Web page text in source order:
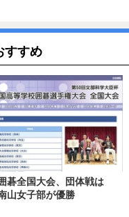
すすめ
碁全国大会、団体戦は
山女子部が優勝